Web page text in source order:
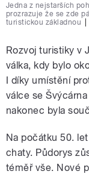
Jedna z nejstarších
prozrazuje že se zde
turistickou základnou
Rozvoj turistiky v
válka, kdy bylo
I díky umístění
válce se
nakonec byla
Na počátku 50.
chaty. Půdorys
téměř vše. Nové